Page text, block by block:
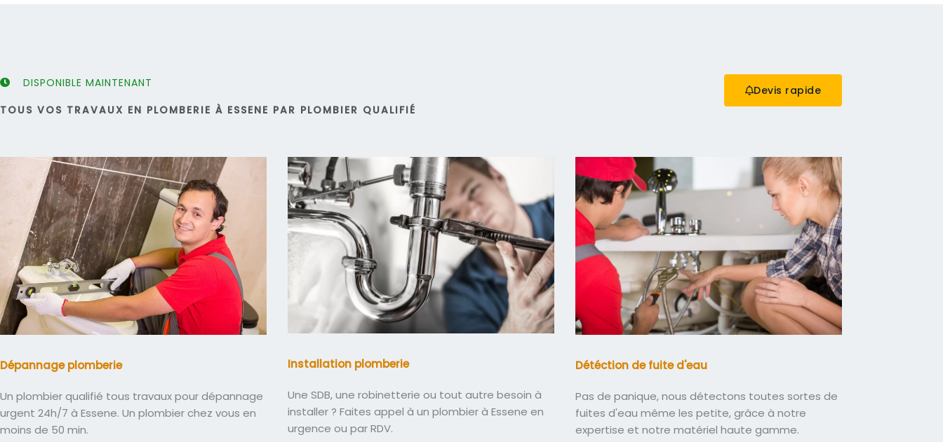
DISPONIBLE MAINTENANT
TOUS VOS TRAVAUX EN PLOMBERIE À ESSENE PAR PLOMBIER QUALIFIÉ
Devis rapide
Dépannage plomberie
Un plombier qualifié tous travaux pour dépannage
urgent 24h/7 à Essene. Un plombier chez vous en
moins de 50 min.
Installation plomberie
Une SDB, une robinetterie ou tout autre besoin à
installer ? Faites appel à un plombier à Essene en
urgence ou par RDV.
Détéction de fuite d'eau
Pas de panique, nous détectons toutes sortes de
fuites d'eau même les petite, grâce à notre
expertise et notre matériel haute gamme.